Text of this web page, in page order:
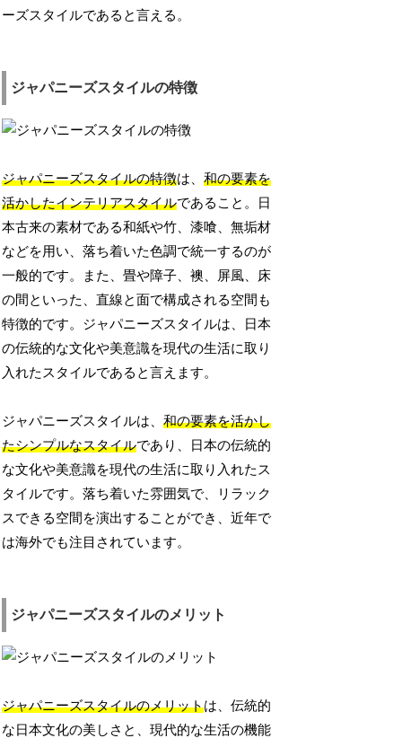
ーズスタイルであると言える。
ジャパニーズスタイルの特徴
ジャパニーズスタイルの特徴は、和の要素を
活かしたインテリアスタイルであること。日
本古来の素材である和紙や竹、漆喰、無垢材
などを用い、落ち着いた色調で統一するのが
一般的です。また、畳や障子、襖、屏風、床
の間といった、直線と面で構成される空間も
特徴的です。ジャパニーズスタイルは、日本
の伝統的な文化や美意識を現代の生活に取り
入れたスタイルであると言えます。
ジャパニーズスタイルは、和の要素を活かし
たシンプルなスタイルであり、日本の伝統的
な文化や美意識を現代の生活に取り入れたス
タイルです。落ち着いた雰囲気で、リラック
スできる空間を演出することができ、近年で
は海外でも注目されています。
ジャパニーズスタイルのメリット
ジャパニーズスタイルのメリットは、伝統的
な日本文化の美しさと、現代的な生活の機能